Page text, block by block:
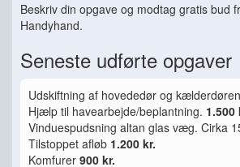
Beskriv din opgave og modtag gratis bud
Handyhand.
Seneste udførte opgaver
Udskiftning af hovededør og kælderdøren
Hjælp til havearbejde/beplantning. 1.500
Vinduespudsning altan glas væg. Cirka
Tilstoppet afløb 1.200 kr.
Komfurer 900 kr.